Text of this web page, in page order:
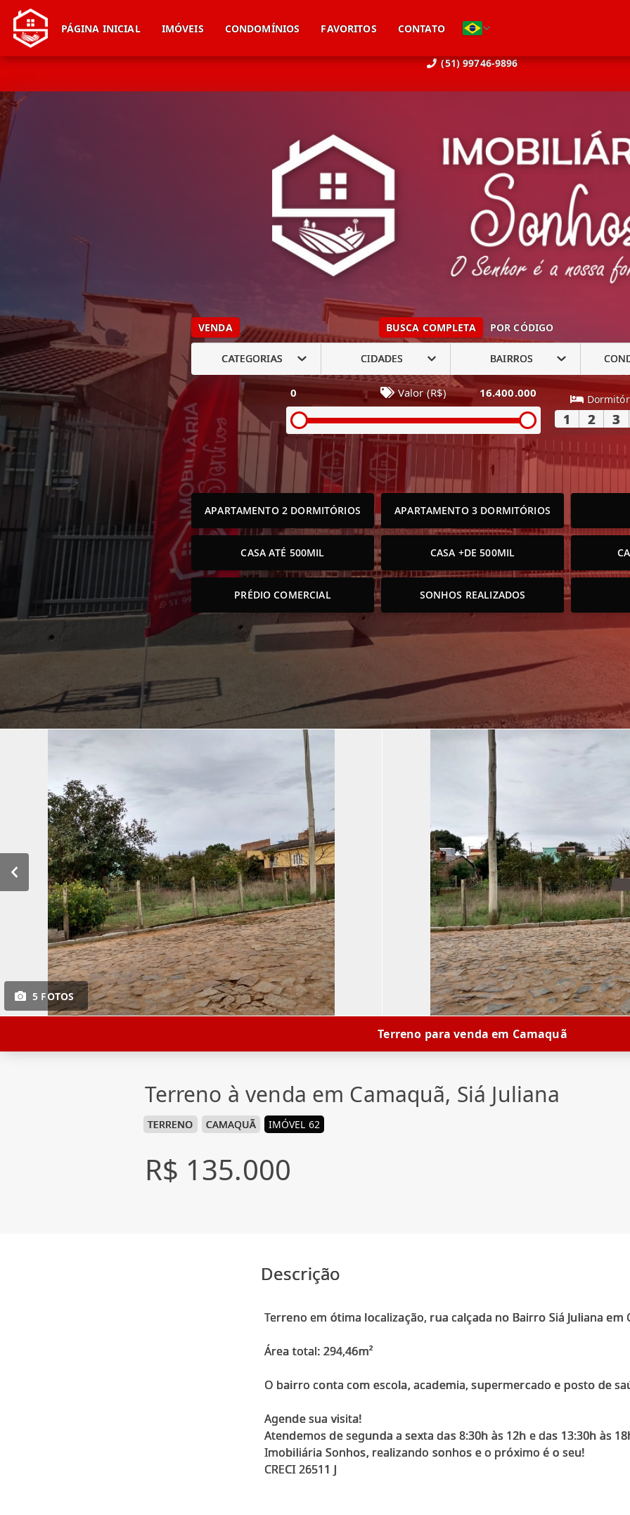
(51) 99746-9896
PÁGINA INICIAL IMÓVEIS CONDOMÍNIOS FAVORITOS CONTATO
VENDA BUSCA COMPLETA POR CÓDIGO
CATEGORIAS CIDADES BAIRROS
0 Valor (R$) 16.400.000
1 2 3
APARTAMENTO 2 DORMITÓRIOS APARTAMENTO 3 DORMITÓRIOS
CASA ATÉ 500MIL CASA +DE 500MIL
PRÉDIO COMERCIAL SONHOS REALIZADOS
5 FOTOS
Terreno para venda em Camaquã
Terreno à venda em Camaquã, Siá Juliana
TERRENO CAMAQUÃ IMÓVEL 62
R$ 135.000
Descrição
Terreno em ótima localização, rua calçada no Bairro Siá Juliana em
Área total: 294,46m²
O bairro conta com escola, academia, supermercado e posto de
Agende sua visita!
Atendemos de segunda a sexta das 8:30h às 12h e das 13:30h às
Imobiliária Sonhos, realizando sonhos e o próximo é o seu!